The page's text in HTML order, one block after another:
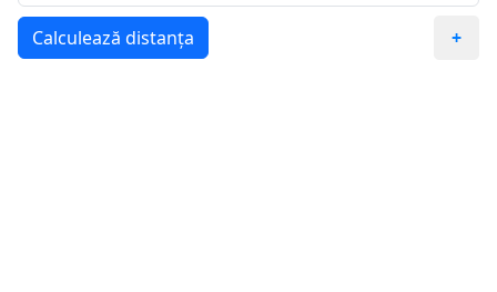
Calculează distanța +